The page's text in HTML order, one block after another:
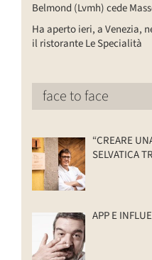
Belmond (Lvmh) cede
Ha aperto ieri, a Venezia,
il ristorante Le Specialità
face to face
“CREARE
SELVATICA
APP E